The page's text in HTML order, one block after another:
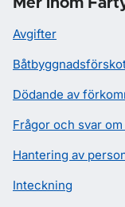
Mer inom
Avgifter
Dödande av
Frågor och svar
Hantering av
Inteckning